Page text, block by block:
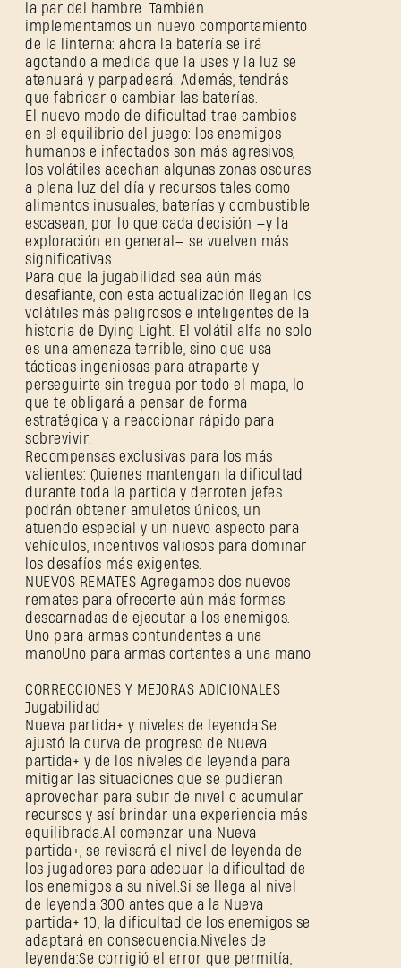
la par del hambre. También
implementamos un nuevo comportamiento
de la linterna: ahora la batería se irá
agotando a medida que la uses y la luz se
atenuará y parpadeará. Además, tendrás
que fabricar o cambiar las baterías.
El nuevo modo de dificultad trae cambios
en el equilibrio del juego: los enemigos
humanos e infectados son más agresivos,
los volátiles acechan algunas zonas oscuras
a plena luz del día y recursos tales como
alimentos inusuales, baterías y combustible
escasean, por lo que cada decisión —y la
exploración en general— se vuelven más
significativas.
Para que la jugabilidad sea aún más
desafiante, con esta actualización llegan los
volátiles más peligrosos e inteligentes de la
historia de Dying Light. El volátil alfa no solo
es una amenaza terrible, sino que usa
tácticas ingeniosas para atraparte y
perseguirte sin tregua por todo el mapa, lo
que te obligará a pensar de forma
estratégica y a reaccionar rápido para
sobrevivir.
Recompensas exclusivas para los más
valientes: Quienes mantengan la dificultad
durante toda la partida y derroten jefes
podrán obtener amuletos únicos, un
atuendo especial y un nuevo aspecto para
vehículos, incentivos valiosos para dominar
los desafíos más exigentes.
NUEVOS REMATES Agregamos dos nuevos
remates para ofrecerte aún más formas
descarnadas de ejecutar a los enemigos.
Uno para armas contundentes a una
manoUno para armas cortantes a una mano
CORRECCIONES Y MEJORAS ADICIONALES
Jugabilidad
Nueva partida+ y niveles de leyenda:Se
ajustó la curva de progreso de Nueva
partida+ y de los niveles de leyenda para
mitigar las situaciones que se pudieran
aprovechar para subir de nivel o acumular
recursos y así brindar una experiencia más
equilibrada.Al comenzar una Nueva
partida+, se revisará el nivel de leyenda de
los jugadores para adecuar la dificultad de
los enemigos a su nivel.Si se llega al nivel
de leyenda 300 antes que a la Nueva
partida+ 10, la dificultad de los enemigos se
adaptará en consecuencia.Niveles de
leyenda:Se corrigió el error que permitía,